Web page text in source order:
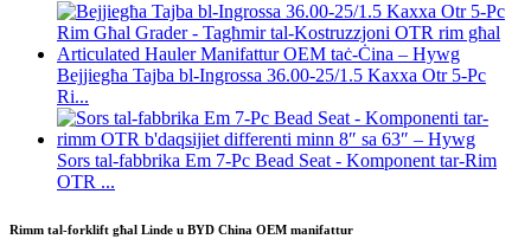
Bejjiegħa Tajba bl-Ingrossa 36.00-25/1.5 Kaxxa Otr 5-Pc
Ri...
Sors tal-fabbrika Em 7-Pc Bead Seat - Komponent tar-Rim
OTR ...
Rimm tal-forklift għal Linde u BYD China OEM manifattur